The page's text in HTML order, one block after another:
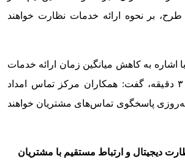
بر نحوه ارائه خدمات نظارت خواهند
اشاره به کاهش میانگین زمان ارائه خدمات
امدادی به کمتر از ۳۰ دقیقه، گفت: همکاران مرکز تماس امداد
پاسخگوی تماس‌های مشتریان خواهند
دیجیتال و ارتباط مستقیم با مشتریان